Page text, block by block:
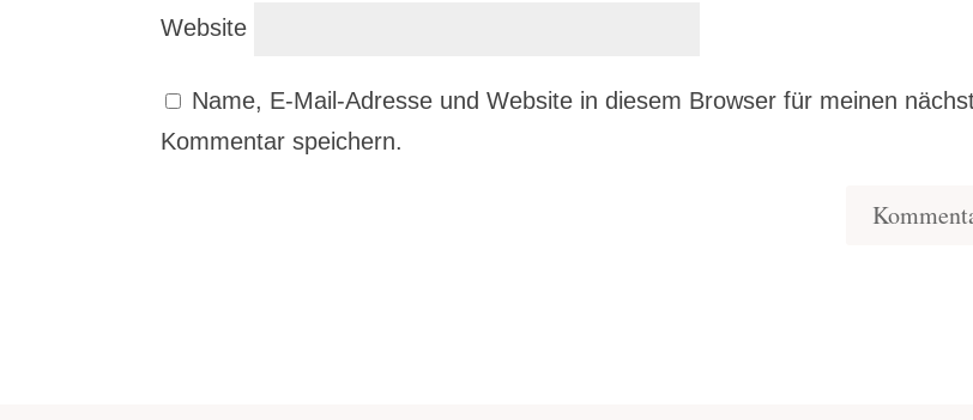
Website
Name, E-Mail-Adresse und Website in diesem Browser für meinen
Kommentar speichern.